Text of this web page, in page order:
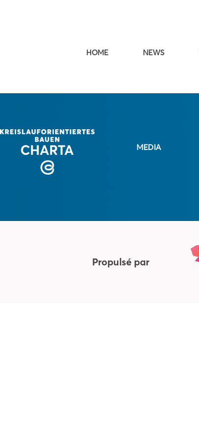
HOME NEWS
MEDIA
Propulsé par